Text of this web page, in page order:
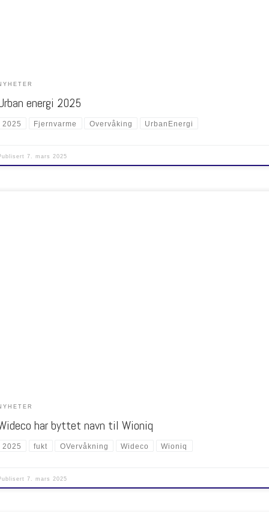
energi 2025
2025 Fjernvarme Overvåking UrbanEnergi
7. mars 2025
har byttet navn til Wioniq
2025 fukt OVervåkning Wideco Wioniq
7. mars 2025